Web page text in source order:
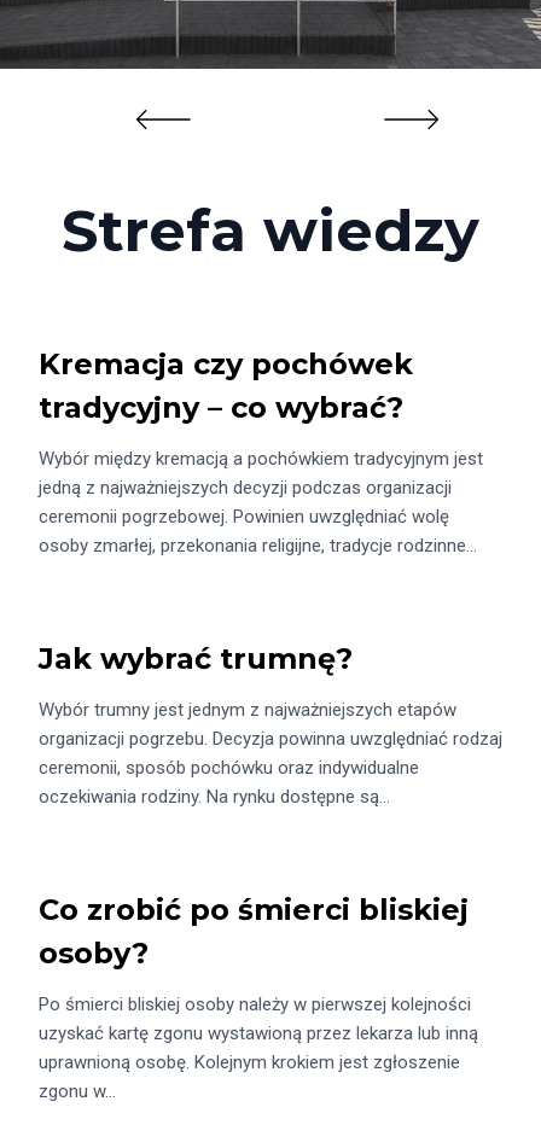
Strefa wiedzy
Kremacja czy pochówek
tradycyjny – co wybrać?
Wybór między kremacją a pochówkiem tradycyjnym jest
jedną z najważniejszych decyzji podczas organizacji
ceremonii pogrzebowej. Powinien uwzględniać wolę
osoby zmarłej, przekonania religijne, tradycje rodzinne…
Jak wybrać trumnę?
Wybór trumny jest jednym z najważniejszych etapów
organizacji pogrzebu. Decyzja powinna uwzględniać rodzaj
ceremonii, sposób pochówku oraz indywidualne
oczekiwania rodziny. Na rynku dostępne są…
Co zrobić po śmierci bliskiej
osoby?
Po śmierci bliskiej osoby należy w pierwszej kolejności
uzyskać kartę zgonu wystawioną przez lekarza lub inną
uprawnioną osobę. Kolejnym krokiem jest zgłoszenie
zgonu w…